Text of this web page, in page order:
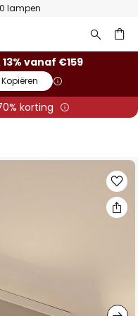
bedenktijd
vanaf €159
Kopiëren
korting